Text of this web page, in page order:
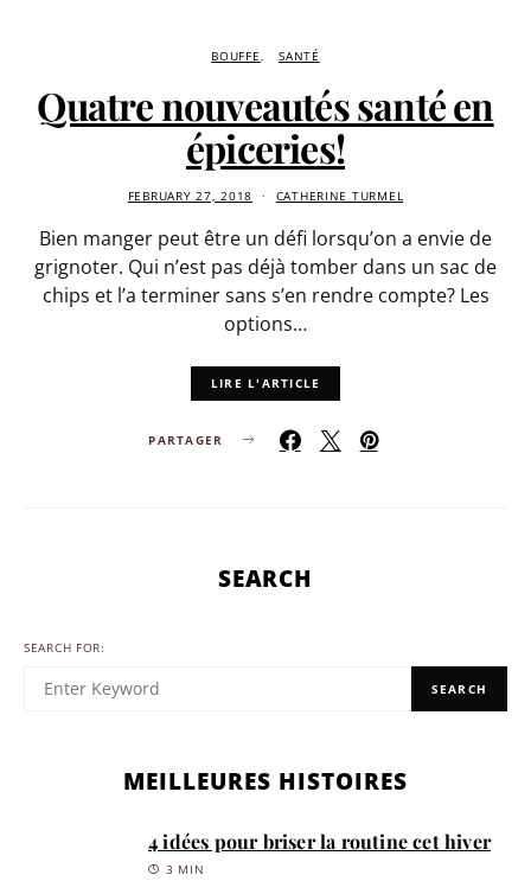
BOUFFE SANTÉ
Quatre nouveautés santé en
épiceries!
FEBRUARY 27, 2018 CATHERINE TURMEL
Bien manger peut être un défi lorsqu’on a envie de
grignoter. Qui n’est pas déjà tomber dans un sac de
chips et l’a terminer sans s’en rendre compte? Les
options…
LIRE L'ARTICLE
PARTAGER
SEARCH
SEARCH FOR:
SEARCH
MEILLEURES HISTOIRES
4 idées pour briser la routine cet hiver
3 MIN